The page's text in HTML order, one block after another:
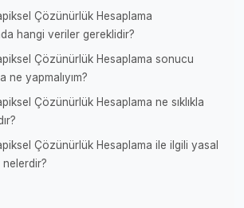
Çözünürlük Hesaplama
hangi veriler gereklidir?
Çözünürlük Hesaplama sonucu
ne yapmalıyım?
Çözünürlük Hesaplama ne sıklıkla
Çözünürlük Hesaplama ile ilgili yasal